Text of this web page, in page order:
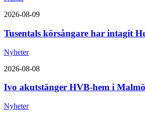
2026-08-09
Tusentals körsångare har intagit
Nyheter
2026-08-08
Ivo akutstänger HVB-hem i Malmö
Nyheter